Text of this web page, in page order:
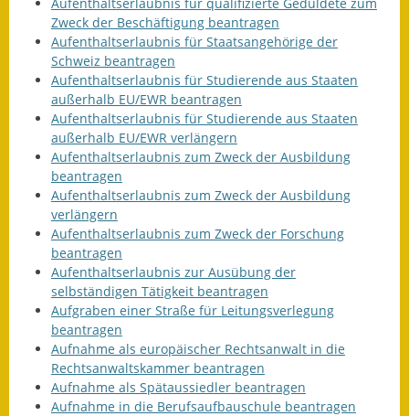
Kinderbetreuung
Ver- & Entsorgung
Breitbandausbau
Klimaschutzagentur
Freizeit
Feuerwehr
Freizeit- & Sportstätten
Gesundheit & Soziales
Kirchen
Aufenthaltserlaubnis für qualifizierte Geduldete zum
Zweck der Beschäftigung beantragen
Aufenthaltserlaubnis für Staatsangehörige der
Schweiz beantragen
Aufenthaltserlaubnis für Studierende aus Staaten
außerhalb EU/EWR beantragen
Aufenthaltserlaubnis für Studierende aus Staaten
außerhalb EU/EWR verlängern
Aufenthaltserlaubnis zum Zweck der Ausbildung
beantragen
Aufenthaltserlaubnis zum Zweck der Ausbildung
verlängern
Aufenthaltserlaubnis zum Zweck der Forschung
beantragen
Aufenthaltserlaubnis zur Ausübung der
selbständigen Tätigkeit beantragen
Aufgraben einer Straße für Leitungsverlegung
beantragen
Aufnahme als europäischer Rechtsanwalt in die
Rechtsanwaltskammer beantragen
Aufnahme als Spätaussiedler beantragen
Aufnahme in die Berufsaufbauschule beantragen